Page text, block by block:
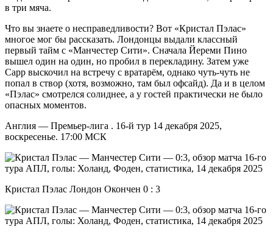
в три мяча.
Что вы знаете о несправедливости? Вот «Кристал Пэлас»
многое мог бы рассказать. Лондонцы выдали классный
первый тайм с «Манчестер Сити». Сначала Йереми Пино
вышел один на один, но пробил в перекладину. Затем уже
Сарр выскочил на встречу с вратарём, однако чуть-чуть не
попал в створ (хотя, возможно, там был офсайд). Да и в целом
«Пэлас» смотрелся солиднее, а у гостей практически не было
опасных моментов.
Англия — Премьер-лига . 16-й тур 14 декабря 2025,
воскресенье. 17:00 МСК
Кристал Пэлас Лондон Окончен 0 : 3